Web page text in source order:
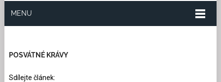
MENU
POSVÁTNÉ KRÁVY
Sdílejte článek: